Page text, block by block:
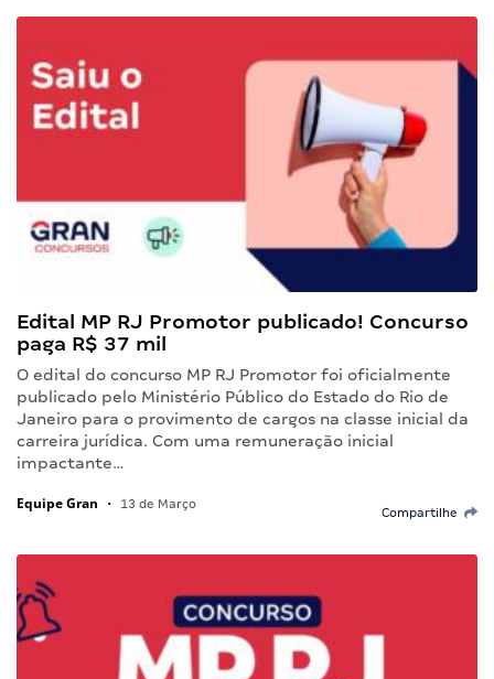
Edital MP RJ Promotor publicado! Concurso
paga R$ 37 mil
O edital do concurso MP RJ Promotor foi oficialmente
publicado pelo Ministério Público do Estado do Rio de
Janeiro para o provimento de cargos na classe inicial da
carreira jurídica. Com uma remuneração inicial
impactante…
Equipe Gran • 13 de Março
Compartilhe